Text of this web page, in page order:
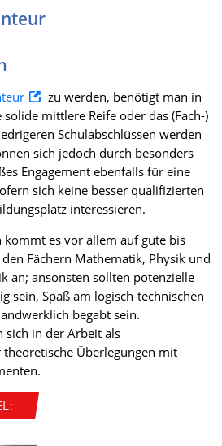
zu werden, benötigt man in
mittlere Reife oder das (Fach-)
Schulabschlüssen werden
sich jedoch durch besonders
Engagement ebenfalls für eine
sich keine besser qualifizierten
interessieren.
kommt es vor allem auf gute bis
Fächern Mathematik, Physik und
an; ansonsten sollten potenzielle
sein, Spaß am logisch-technischen
begabt sein.
sich in der Arbeit als
Überlegungen mit